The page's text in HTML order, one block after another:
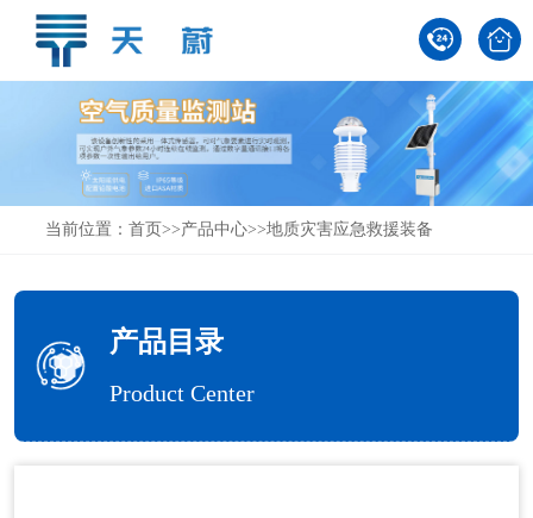
当前位置： 首页 >>产品中心>>地质灾害应急救援装备
产品目录
Product Center